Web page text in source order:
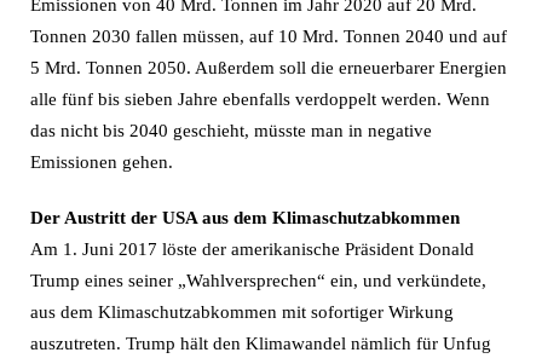
Emissionen von 40 Mrd. Tonnen im Jahr 2020 auf 20 Mrd.
Tonnen 2030 fallen müssen, auf 10 Mrd. Tonnen 2040 und auf
5 Mrd. Tonnen 2050. Außerdem soll die erneuerbarer Energien
alle fünf bis sieben Jahre ebenfalls verdoppelt werden. Wenn
das nicht bis 2040 geschieht, müsste man in negative
Emissionen gehen.
Der Austritt der USA aus dem Klimaschutzabkommen
Am 1. Juni 2017 löste der amerikanische Präsident Donald
Trump eines seiner „Wahlversprechen“ ein, und verkündete,
aus dem Klimaschutzabkommen mit sofortiger Wirkung
auszutreten. Trump hält den Klimawandel nämlich für Unfug